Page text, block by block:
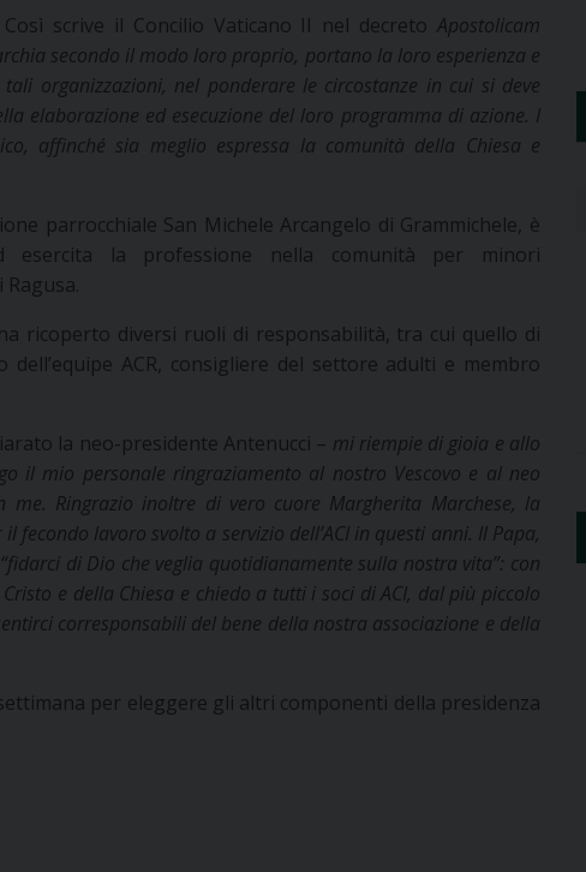
Così scrive il Concilio Vaticano II nel decreto Apostolicam
secondo il modo loro proprio, portano la loro esperienza e
organizzazioni, nel ponderare le circostanze in cui si deve
elaborazione ed esecuzione del loro programma di azione. I
affinché sia meglio espressa la comunità della Chiesa e
parrocchiale San Michele Arcangelo di Grammichele, è
esercita la professione nella comunità per minori
Ragusa.
ha ricoperto diversi ruoli di responsabilità, tra cui quello di
dell’equipe ACR, consigliere del settore adulti e membro
la neo-presidente Antenucci – mi riempie di gioia e allo
il mio personale ringraziamento al nostro Vescovo e al neo
Ringrazio inoltre di vero cuore Margherita Marchese, la
fecondo lavoro svolto a servizio dell’ACI in questi anni. Il Papa,
di Dio che veglia quotidianamente sulla nostra vita”: con
e della Chiesa e chiedo a tutti i soci di ACI, dal più piccolo
corresponsabili del bene della nostra associazione e della
per eleggere gli altri componenti della presidenza